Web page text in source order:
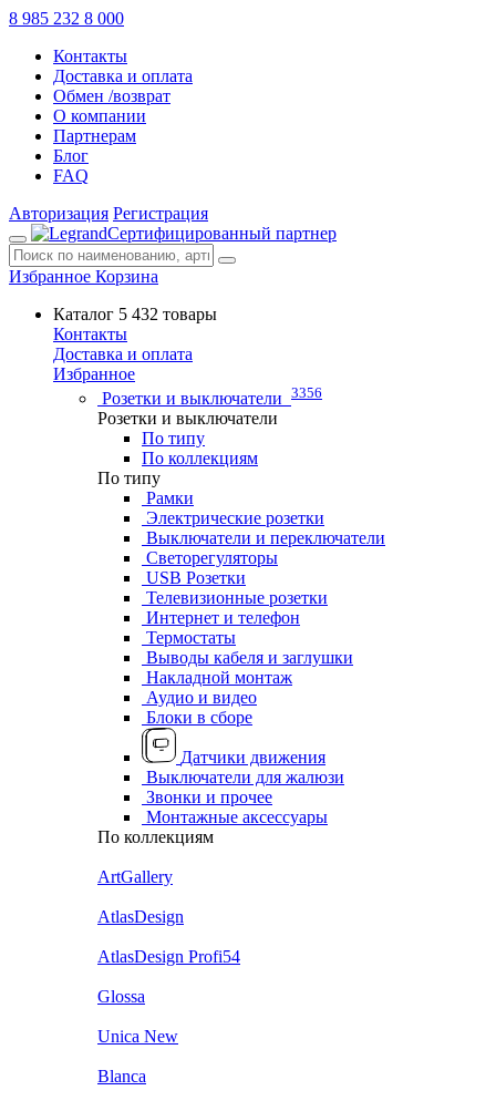
8 985 232 8 000
Контакты
Доставка и оплата
Обмен /возврат
О компании
Партнерам
Блог
FAQ
Авторизация Регистрация
Сертифицированный партнер
Избранное Корзина
Каталог 5 432 товары
Контакты
Доставка и оплата
Избранное
Розетки и выключатели 3356
Розетки и выключатели
По типу
По коллекциям
По типу
Рамки
Электрические розетки
Выключатели и переключатели
Светорегуляторы
USB Розетки
Телевизионные розетки
Интернет и телефон
Термостаты
Выводы кабеля и заглушки
Накладной монтаж
Аудио и видео
Блоки в сборе
Датчики движения
Выключатели для жалюзи
Звонки и прочее
Монтажные аксессуары
По коллекциям
ArtGallery
AtlasDesign
AtlasDesign Profi54
Glossa
Unica New
Blanca